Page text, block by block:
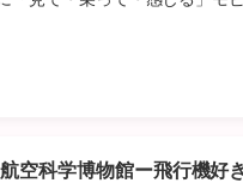
航空科学博物館ー飛行機好